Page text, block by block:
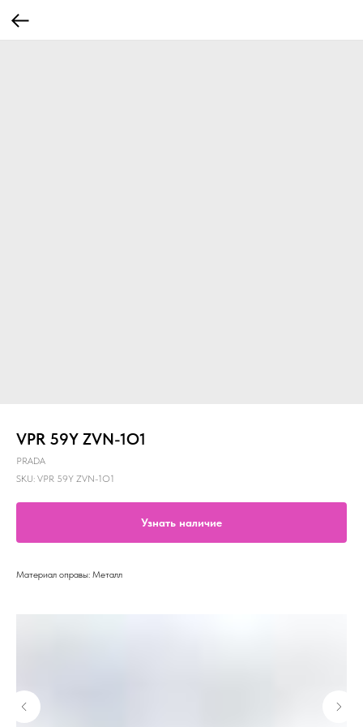
VPR 59Y ZVN-1O1
PRADA
SKU: VPR 59Y ZVN-1O1
Узнать наличие
Материал оправы: Металл